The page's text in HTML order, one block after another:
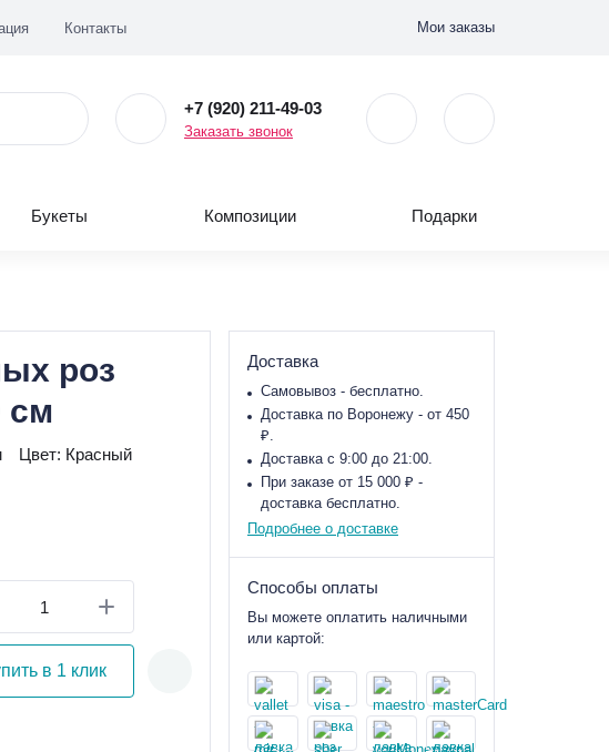
Контакты Мои заказы
+7 (920) 211-49-03
Заказать звонок
Букеты Композиции Подарки
роз
см
Цвет: Красный
в 1 клик
Доставка
Самовывоз - бесплатно.
Доставка по Воронежу - от 450
₽.
Доставка с 9:00 до 21:00.
При заказе от 15 000 ₽ -
доставка бесплатно.
Подробнее о доставке
Способы оплаты
Вы можете оплатить наличными
или картой: